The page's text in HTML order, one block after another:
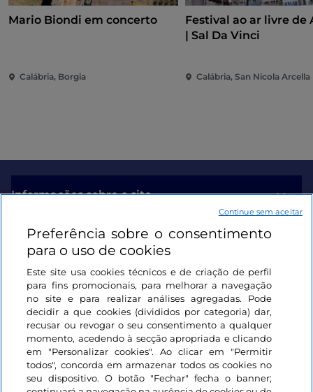
Mario Biondi em concerto
Calábria, Borgia
Festival ao ar livre de
| Sal Da Vinci
Calábria, San Nicola Arcella
Informações sobre o site
Ligações úteis
Iniciar sessão
Mantenha-se em contacto
Preferência sobre o consentimento
para o uso de cookies
Este site usa cookies técnicos e de criação de perfil
para fins promocionais, para melhorar a navegação
no site e para realizar análises agregadas. Pode
decidir a que cookies (divididos por categoria) dar,
recusar ou revogar o seu consentimento a qualquer
momento, acedendo à secção apropriada e clicando
em "Personalizar cookies". Ao clicar em "Permitir
todos", concorda em armazenar todos os cookies no
seu dispositivo. O botão "Fechar" fecha o banner;
Continue sem aceitar